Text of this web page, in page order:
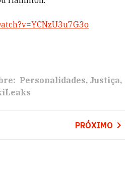
Personalidades Justiça
PRÓXIMO